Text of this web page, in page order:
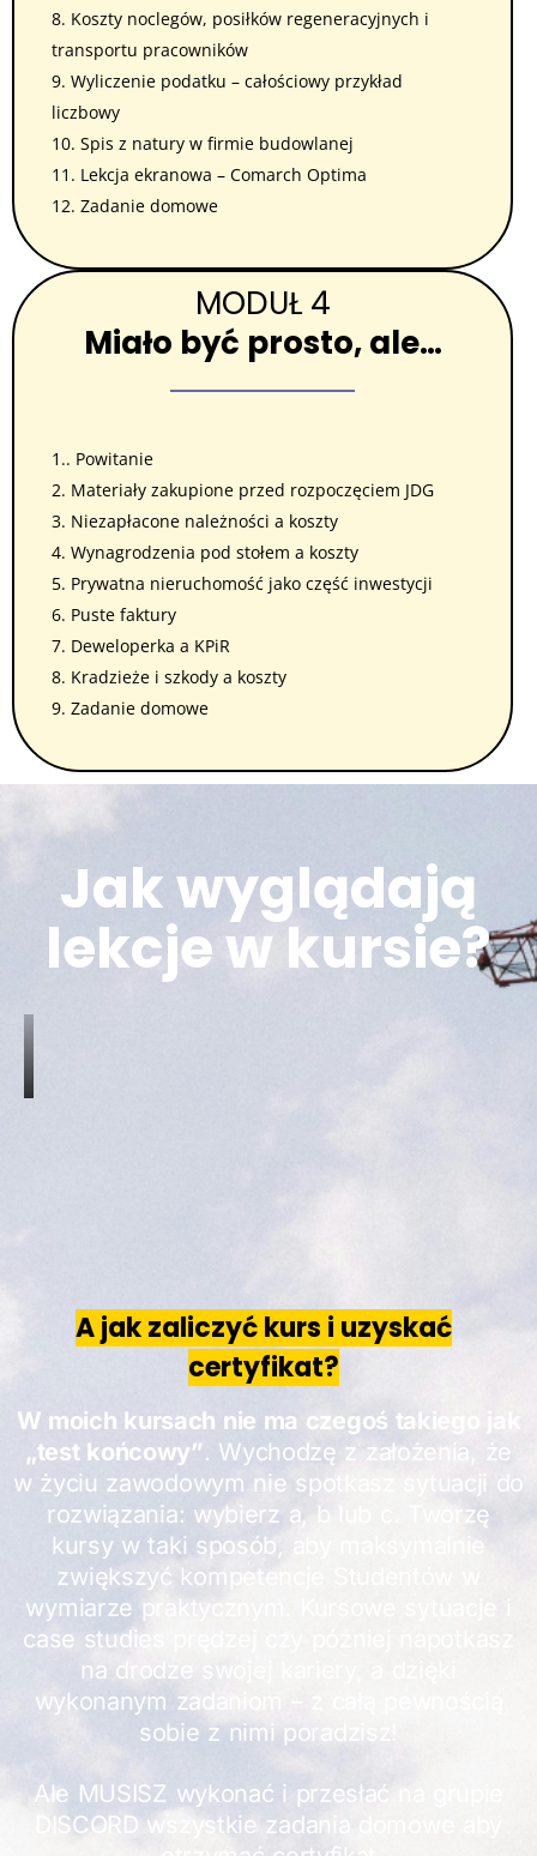
8. Koszty noclegów, posiłków regeneracyjnych i
transportu pracowników
9. Wyliczenie podatku – całościowy przykład
liczbowy
10. Spis z natury w firmie budowlanej
11. Lekcja ekranowa – Comarch Optima
12. Zadanie domowe
MODUŁ 4
Miało być prosto, ale…
1.. Powitanie
2. Materiały zakupione przed rozpoczęciem JDG
3. Niezapłacone należności a koszty
4. Wynagrodzenia pod stołem a koszty
5. Prywatna nieruchomość jako część inwestycji
6. Puste faktury
7. Deweloperka a KPiR
8. Kradzieże i szkody a koszty
9. Zadanie domowe
Jak wyglądają
lekcje w kursie?
A jak zaliczyć kurs i uzyskać
certyfikat?
W moich kursach nie ma czegoś takiego jak
„test końcowy”. Wychodzę z założenia, że
w życiu zawodowym nie spotkasz sytuacji do
rozwiązania: wybierz a, b lub c. Tworzę
kursy w taki sposób, aby maksymalnie
zwiększyć kompetencje Studentów w
wymiarze praktycznym. Kursowe sytuacje i
case studies prędzej czy później napotkasz
na drodze swojej kariery, a dzięki
wykonanym zadaniom – z całą pewnością
sobie z nimi poradzisz!
Ale MUSISZ wykonać i przesłać na grupie
DISCORD wszystkie zadania domowe aby